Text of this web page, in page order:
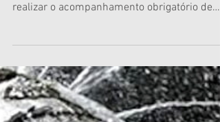
MANAUS – Cento e vinte mil beneficiários do
Bolsa Família em Manaus deixaram de
realizar o acompanhamento obrigatório de
saúde no primeiro semestre de 2026 e
ter o benefício suspenso ou até cancelado